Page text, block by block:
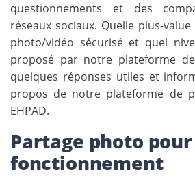
questionnements et des
réseaux sociaux. Quelle plus-
photo/vidéo sécurisé et quel
proposé par notre plateforme
quelques réponses utiles et
propos de notre plateforme de
EHPAD.
Partage photo pour
fonctionnement